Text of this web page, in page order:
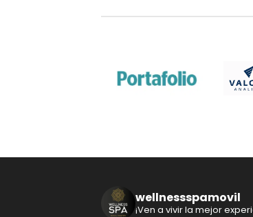
wellnessspamovil
¡Ven a vivir la mejor